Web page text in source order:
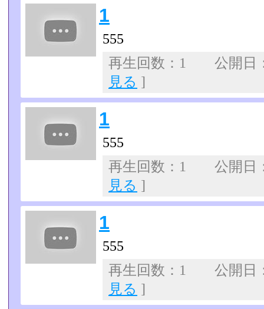
1
555
再生回数：1 公開
見る ]
1
555
再生回数：1 公開
見る ]
1
555
再生回数：1 公開
見る ]